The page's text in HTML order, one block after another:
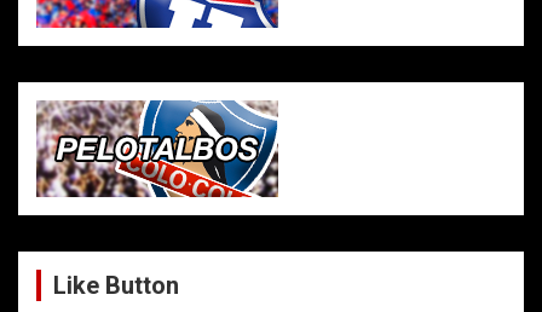
Like Button